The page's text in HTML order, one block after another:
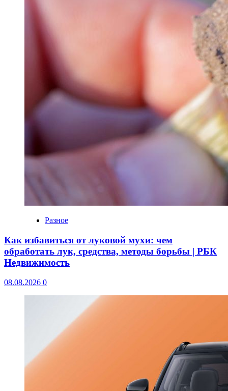
Разное
Как избавиться от луковой мухи: чем
обработать лук, средства, методы борьбы | РБК
Недвижимость
08.08.2026 0